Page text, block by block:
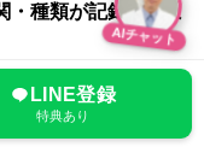
・種類が記録されま
出生前診断)の
LINE登録
特典あり
AIチャット